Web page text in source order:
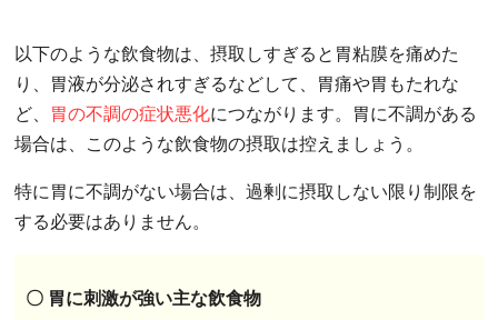
以下のような飲食物は、摂取しすぎると胃粘膜を痛めた
り、胃液が分泌されすぎるなどして、胃痛や胃もたれな
ど、
胃の不調の症状悪化につながります。胃に不調がある
場合は、このような飲食物の摂取は控えましょう。
特に胃に不調がない場合は、過剰に摂取しない限り制限を
する必要はありません。
〇 胃に刺激が強い主な飲食物